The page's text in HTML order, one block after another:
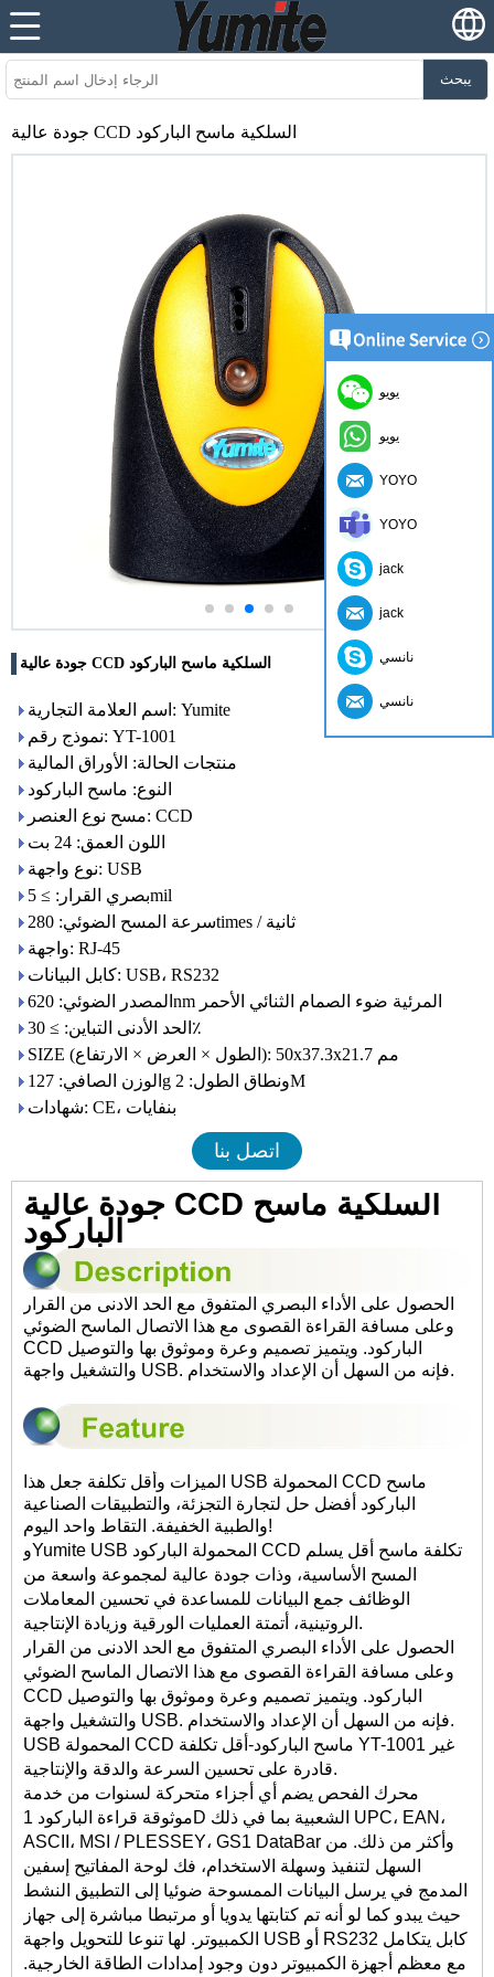
يبحث
جودة عالية CCD السلكية ماسح الباركود
جودة عالية CCD السلكية ماسح الباركود
اسم العلامة التجارية: Yumite
نموذج رقم: YT-1001
منتجات الحالة: الأوراق المالية
النوع: ماسح الباركود
مسح نوع العنصر: CCD
اللون العمق: 24 بت
نوع واجهة: USB
بصري القرار: ≥ 5mil
سرعة المسح الضوئي: 280times / ثانية
واجهة: RJ-45
كابل البيانات: USB، RS232
المصدر الضوئي: 620nm المرئية ضوء الصمام الثنائي الأحمر
الحد الأدنى التباين: ≥ 30٪
SIZE (الطول × العرض × الارتفاع): 50x37.3x21.7 مم
الوزن الصافي: 127g ونطاق الطول: 2M
شهادات: CE، بنفايات
اتصل بنا
جودة عالية CCD السلكية ماسح
الباركود
الحصول على الأداء البصري المتفوق مع الحد الادنى من القرار
وعلى مسافة القراءة القصوى مع هذا الاتصال الماسح الضوئي
CCD الباركود. ويتميز تصميم وعرة وموثوق بها والتوصيل
والتشغيل واجهة USB. فإنه من السهل أن الإعداد والاستخدام.
الميزات وأقل تكلفة جعل هذا USB المحمولة CCD ماسح
الباركود أفضل حل لتجارة التجزئة، والتطبيقات الصناعية
والطبية الخفيفة. التقاط واحد اليوم!
وYumite USB المحمولة الباركود CCD تكلفة ماسح أقل يسلم
المسح الأساسية، وذات جودة عالية لمجموعة واسعة من
الوظائف جمع البيانات للمساعدة في تحسين المعاملات
الروتينية، أتمتة العمليات الورقية وزيادة الإنتاجية.
الحصول على الأداء البصري المتفوق مع الحد الادنى من القرار
وعلى مسافة القراءة القصوى مع هذا الاتصال الماسح الضوئي
CCD الباركود. ويتميز تصميم وعرة وموثوق بها والتوصيل
والتشغيل واجهة USB. فإنه من السهل أن الإعداد والاستخدام.
USB المحمولة CCD ماسح الباركود-أقل تكلفة YT-1001 غير
قادرة على تحسين السرعة والدقة والإنتاجية.
محرك الفحص يضم أي أجزاء متحركة لسنوات من خدمة
موثوقة قراءة الباركود 1D الشعبية بما في ذلك UPC، EAN،
ASCII، MSI / PLESSEY، GS1 DataBar وأكثر من ذلك. من
السهل لتنفيذ وسهلة الاستخدام، فك لوحة المفاتيح إسفين
المدمج في يرسل البيانات الممسوحة ضوئيا إلى التطبيق النشط
حيث يبدو كما لو أنه تم كتابتها يدويا أو مرتبطا مباشرة إلى جهاز
الكمبيوتر. لها تنوعا للتحويل واجهة USB أو RS232 كابل يتكامل
مع معظم أجهزة الكمبيوتر دون وجود إمدادات الطاقة الخارجية.
يويو
يويو
YOYO
YOYO
jack
jack
نانسي
نانسي